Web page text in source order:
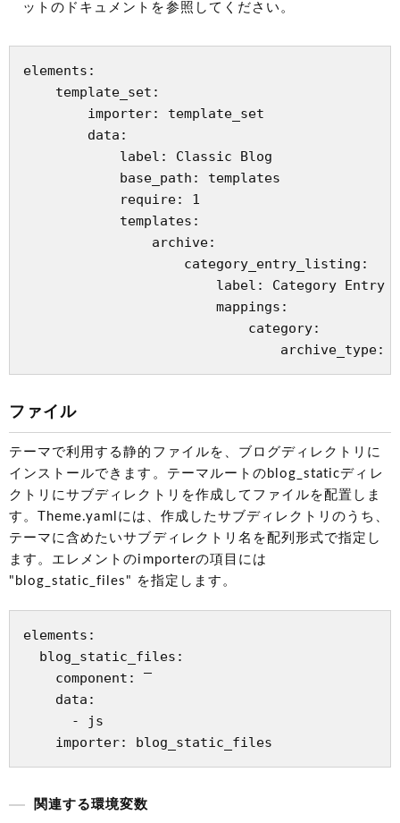
ットのドキュメントを参照してください。
elements:
    template_set:
        importer: template_set
        data:
            label: Classic Blog
            base_path: templates
            require: 1
            templates:
                archive:
                    category_entry_listing:
label: Category Entry
                        mappings:
                            category:
ファイル
テーマで利用する静的ファイルを、ブログディレクトリに
インストールできます。テーマルートのblog_staticディレ
クトリにサブディレクトリを作成してファイルを配置しま
す。Theme.yamlには、作成したサブディレクトリのうち、
テーマに含めたいサブディレクトリ名を配列形式で指定し
ます。エレメントのimporterの項目には
"blog_static_files" を指定します。
elements:
  blog_static_files:
    component: ‾
    data:
      - js
関連する環境変数